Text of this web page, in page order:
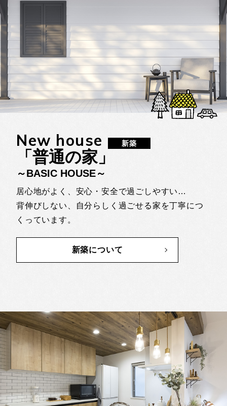
「普通の家」が、い
い。
～BASIC HOUSE～
個性的でこだわり満載の家ではなく、
肩の力を抜いて、普通に暮らせる家。
New house 新築
「普通の家」
～BASIC HOUSE～
居心地がよく、安心・安全で過ごしやすい…
背伸びしない、自分らしく過ごせる家を丁寧につ
くっています。
新築について